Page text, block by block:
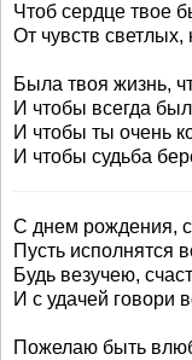
Чтоб сердце твое
От чувств
Была твоя жизнь,
И чтобы всегда
И чтобы ты очень
И чтобы судьба
С днем рождения,
Пусть исполнятся
Будь везучею,
И с удачей говори
Пожелаю быть